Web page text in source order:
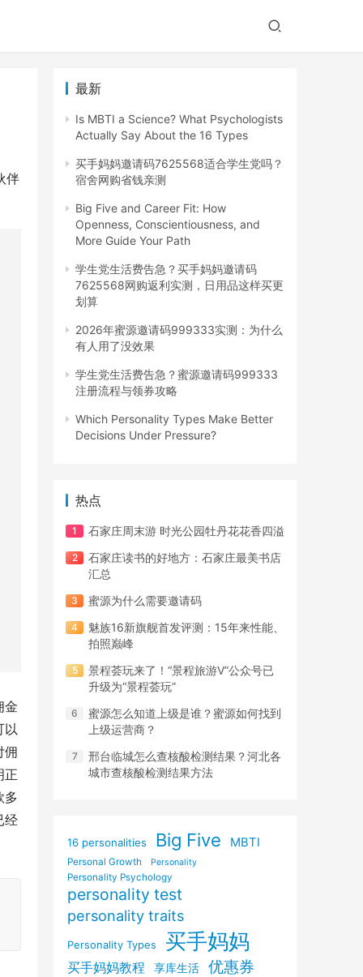
伴
金
以
佣
正
多
经
最新
Is MBTI a Science? What Psychologists
Actually Say About the 16 Types
买手妈妈邀请码7625568适合学生党吗？
宿舍网购省钱亲测
Big Five and Career Fit: How
Openness, Conscientiousness, and
More Guide Your Path
学生党生活费告急？买手妈妈邀请码
7625568网购返利实测，日用品这样买更
划算
2026年蜜源邀请码999333实测：为什么
有人用了没效果
学生党生活费告急？蜜源邀请码999333
注册流程与领券攻略
Which Personality Types Make Better
Decisions Under Pressure?
热点
石家庄周末游 时光公园牡丹花花香四溢
石家庄读书的好地方：石家庄最美书店
汇总
蜜源为什么需要邀请码
魅族16新旗舰首发评测：15年来性能、
拍照巅峰
景程荟玩来了！“景程旅游V”公众号已
升级为“景程荟玩”
蜜源怎么知道上级是谁？蜜源如何找到
上级运营商？
邢台临城怎么查核酸检测结果？河北各
城市查核酸检测结果方法
16 personalities Big Five MBTI
Personal Growth Personality
Personality Psychology
personality test
personality traits
Personality Types 买手妈妈
买手妈妈教程 享库生活 优惠券